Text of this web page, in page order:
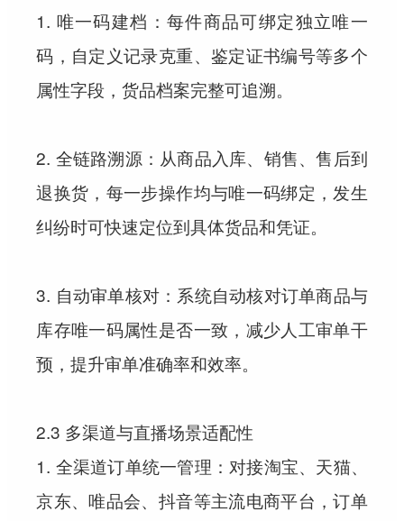
1. 唯一码建档：每件商品可绑定独立唯一
码，自定义记录克重、鉴定证书编号等多个
属性字段，货品档案完整可追溯。
2. 全链路溯源：从商品入库、销售、售后到
退换货，每一步操作均与唯一码绑定，发生
纠纷时可快速定位到具体货品和凭证。
3. 自动审单核对：系统自动核对订单商品与
库存唯一码属性是否一致，减少人工审单干
预，提升审单准确率和效率。
2.3 多渠道与直播场景适配性
1. 全渠道订单统一管理：对接淘宝、天猫、
京东、唯品会、抖音等主流电商平台，订单